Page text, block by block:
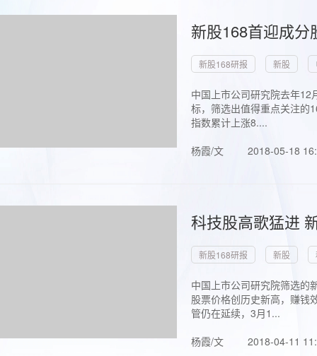
新股168首迎成
新股168研报 新股
中国上市公司研究院去年
标，筛选出值得重点关注的
指数累计上涨8....
杨霞/文
2018-05-18
科技股高歌猛进
新股168研报 新股
中国上市公司研究院筛选的
股票价格创历史新高，赚钱
管仍在延续，3月1...
杨霞/文
2018-04-11